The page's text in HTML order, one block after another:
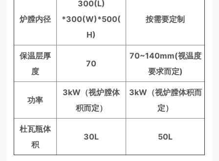
炉膛内径
300(L)
*300(W)*500(
H)
按需要定制
保温层厚
度
70
70~140mm(视温度
要求而定)
功率
3kW（视炉膛体
积而定）
3kW（视炉膛体积而
定）
杜瓦瓶体
积
30L 50L